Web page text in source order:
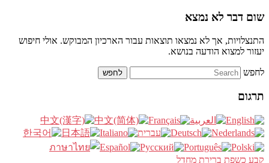
שום דבר לא נמצא
התנצלויות, אך לא נמצאו תוצאות עבור הארכיון המבוקש. אולי חיפוש
יעזור למצוא הודעה בנושא.
לחפש
תרגום
קבע כשפת ברירת מחדל